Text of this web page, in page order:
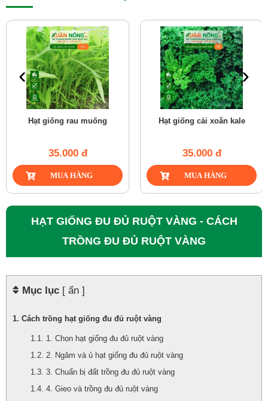
Hạt giống rau muống
35.000 đ
Hạt giống cải xoăn kale
35.000 đ
‹ ›
HẠT GIỐNG ĐU ĐỦ RUỘT VÀNG - CÁCH
TRỒNG ĐU ĐỦ RUỘT VÀNG
Mục lục [ ẩn ]
Cách trồng hạt giống đu đủ ruột vàng
1. Chọn hạt giống đu đủ ruột vàng
2. Ngâm và ủ hạt giống đu đủ ruột vàng
3. Chuẩn bị đất trồng đu đủ ruột vàng
4. Gieo và trồng đu đủ ruột vàng